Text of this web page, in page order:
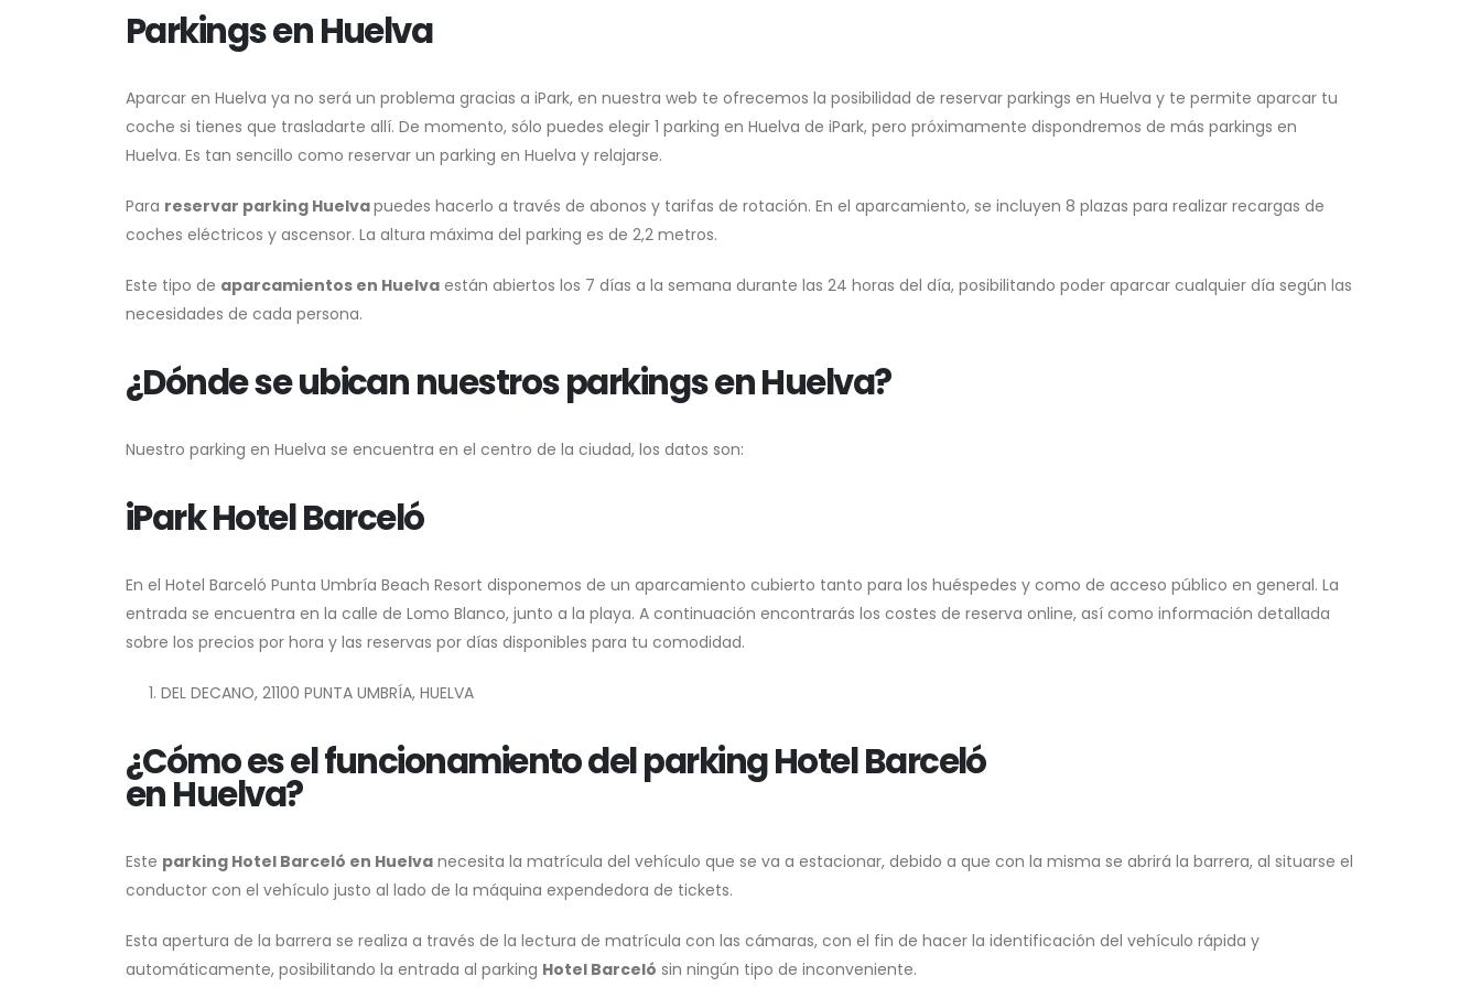
Parkings en Huelva
Aparcar en Huelva ya no será un problema gracias a iPark, en nuestra web te ofrecemos la posibilidad de reservar parkings en Huelva y te permite aparcar tu
coche si tienes que trasladarte allí. De momento, sólo puedes elegir 1 parking en Huelva de iPark, pero próximamente dispondremos de más parkings en
Huelva. Es tan sencillo como reservar un parking en Huelva y relajarse.
Para reservar parking Huelvapuedes hacerlo a través de abonos y tarifas de rotación. En el aparcamiento, se incluyen 8 plazas para realizar recargas de
coches eléctricos y ascensor. La altura máxima del parking es de 2,2 metros.
Este tipo de aparcamientos en Huelva están abiertos los 7 días a la semana durante las 24 horas del día, posibilitando poder aparcar cualquier día según las
necesidades de cada persona.
¿Dónde se ubican nuestros parkings en Huelva?
Nuestro parking en Huelva se encuentra en el centro de la ciudad, los datos son:
iPark Hotel Barceló
En el Hotel Barceló Punta Umbría Beach Resort disponemos de un aparcamiento cubierto tanto para los huéspedes y como de acceso público en general. La
entrada se encuentra en la calle de Lomo Blanco, junto a la playa. A continuación encontrarás los costes de reserva online, así como información detallada
sobre los precios por hora y las reservas por días disponibles para tu comodidad.
DEL DECANO, 21100 PUNTA UMBRÍA, HUELVA
¿Cómo es el funcionamiento del parking Hotel Barceló
en Huelva?
Este parking Hotel Barceló en Huelva necesita la matrícula del vehículo que se va a estacionar, debido a que con la misma se abrirá la barrera, al situarse el
conductor con el vehículo justo al lado de la máquina expendedora de tickets.
Esta apertura de la barrera se realiza a través de la lectura de matrícula con las cámaras, con el fin de hacer la identificación del vehículo rápida y
automáticamente, posibilitando la entrada al parking Hotel Barceló sin ningún tipo de inconveniente.